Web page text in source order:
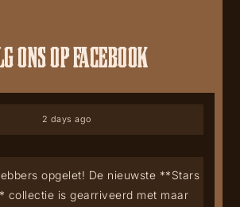
ONS OP FACEBOOK
2 days ago
opgelet! De nieuwste **Stars
collectie is gearriveerd met maar